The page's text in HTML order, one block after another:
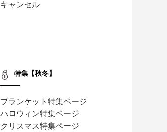
キャンセル
特集【秋冬】
ブランケット特集ページ
ハロウィン特集ページ
クリスマス特集ページ